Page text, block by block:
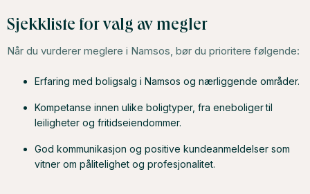
Sjekkliste for valg av megler
Når du vurderer meglere i Namsos, bør du prioritere følgende:
Erfaring med boligsalg i Namsos og nærliggende områder.
Kompetanse innen ulike boligtyper, fra eneboliger til
leiligheter og fritidseiendommer.
God kommunikasjon og positive kundeanmeldelser som
vitner om pålitelighet og profesjonalitet.